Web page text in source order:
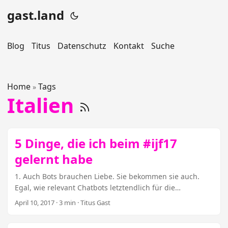
gast.land
Blog Titus Datenschutz Kontakt Suche
Home » Tags
Italien
5 Dinge, die ich beim #ijf17
gelernt habe
1. Auch Bots brauchen Liebe. Sie bekommen sie auch.
Egal, wie relevant Chatbots letztendlich für die
journalistische Arbeit sind – man lernt dabei eine Menge
darüber, was Menschen von Medienunternehmen
April 10, 2017 · 3 min · Titus Gast